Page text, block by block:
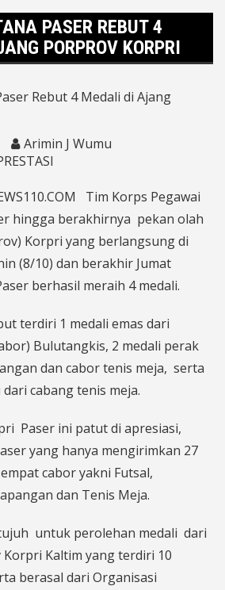
PASER REBUT 4
PORPROV KORPRI
Arimin J Wumu
Tim Korps Pegawai
hingga berakhirnya pekan olah
Korpri yang berlangsung di
(8/10) dan berakhir Jumat
berhasil meraih 4 medali.
terdiri 1 medali emas dari
Bulutangkis, 2 medali perak
dan cabor tenis meja, serta
cabang tenis meja.
Paser ini patut di apresiasi,
yang hanya mengirimkan 27
cabor yakni Futsal,
dan Tenis Meja.
untuk perolehan medali dari
Kaltim yang terdiri 10
berasal dari Organisasi